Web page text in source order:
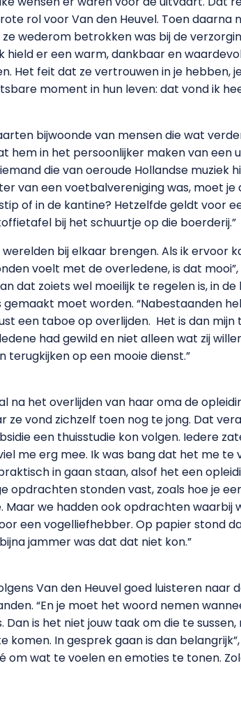
rol voor Van den Heuvel. Toen
wederom betrokken was bij de
er een warm, dankbaar en
Het feit dat ze vertrouwen in je hebben,
moment in hun leven: dat vond ik
bijwoonde van mensen die wat
hem in het persoonlijker maken van een
die van oeroude Hollandse muziek
van een voetbalvereniging was, moet
of in de kantine? Hetzelfde geldt voor
bij het schuurtje op die boerderij.”
bij elkaar brengen. Als ik ervoor
voelt met de overledene, is dat
dat zoiets wel moeilijk te regelen is, in
moet worden. “Nabestaanden
een taboe op overlijden. Het is dan mijn
had gewild en niet alleen wat zij
op een mooie dienst.”
na het overlijden van haar oma de
ze vond zichzelf toen nog te jong. Dat
een thuisstudie kon volgen. Iedere
me erg mee. Ik was bang dat het me te
in gaan staan, alsof het een
opdrachten stonden vast, zoals hoe je
Maar we hadden ook opdrachten waarbij
een vogelliefhebber. Op papier stond
jammer was dat dat niet kon.”
Van den Heuvel goed luisteren naar
“En je moet het woord nemen
Dan is het niet jouw taak om die te
In gesprek gaan is dan belangrijk”,
om wat te voelen en emoties te tonen.